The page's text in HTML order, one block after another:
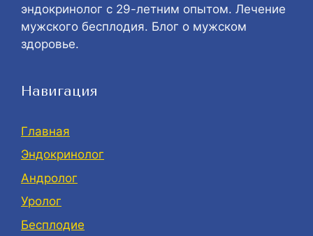
эндокринолог с 29-летним опытом. Лечение
мужского бесплодия. Блог о мужском
здоровье.
Навигация
Главная
Эндокринолог
Андролог
Уролог
Бесплодие